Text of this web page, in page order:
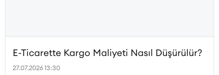
E-Ticarette Kargo Maliyeti Nasıl Düşürülür?
27.07.2026 13:30